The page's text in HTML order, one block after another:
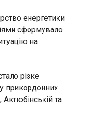
(54%) за 2026
майже вдвічі
Online. Кожна
гаджет
починають
у 6–10
дозволяє
енергетики
сформувало
на
різке
прикордонних
Актюбінській та